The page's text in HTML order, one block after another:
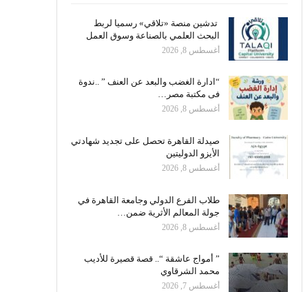
تدشين منصة «تلاقي» رسميا لربط
البحث العلمي بالصناعة وسوق العمل
أغسطس 8, 2026
“ادارة الغضب والبعد عن العنف ” ..ندوة
فى مكتبة مصر…
أغسطس 8, 2026
صيدلة القاهرة تحصل على تجديد شهادتي
الأيزو الدوليتين
أغسطس 8, 2026
طلاب الفرع الدولي وجامعة القاهرة في
جولة المعالم الأثرية ضمن…
أغسطس 8, 2026
” أمواج عاشقة “.. قصة قصيرة للأديب
محمد الشرقاوي
أغسطس 7, 2026